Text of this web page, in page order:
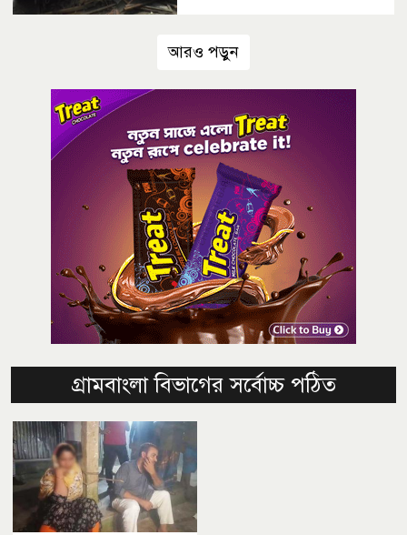
আরও পড়ুন
গ্রামবাংলা বিভাগের সর্বোচ্চ পঠিত